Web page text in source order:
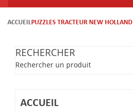
ACCUEILPUZZLES TRACTEUR NEW HOLLAND
RECHERCHER
Rechercher un produit
ACCUEIL